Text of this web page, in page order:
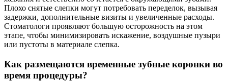
Плохо снятые слепки могут потребовать переделок, вызывая
задержки, дополнительные визиты и увеличенные расходы.
Стоматологи проявляют большую осторожность на этом
этапе, чтобы минимизировать искажение, воздушные пузыри
или пустоты в материале слепка.
Как размещаются временные зубные коронки во
время процедуры?